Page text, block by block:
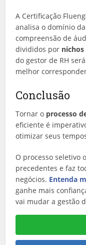
A Certificação
analisa o domínio
compreensão de
divididos por
do gestor de RH
melhor
Conclusão
Tornar o processo
eficiente é
otimizar seus
O processo seletivo
precedentes e faz
negócios. Entenda
ganhe mais
vai mudar a gestão